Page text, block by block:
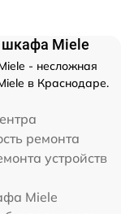
шкафа Miele
- несложная
в Краснодаре.
ремонта
устройств
Miele